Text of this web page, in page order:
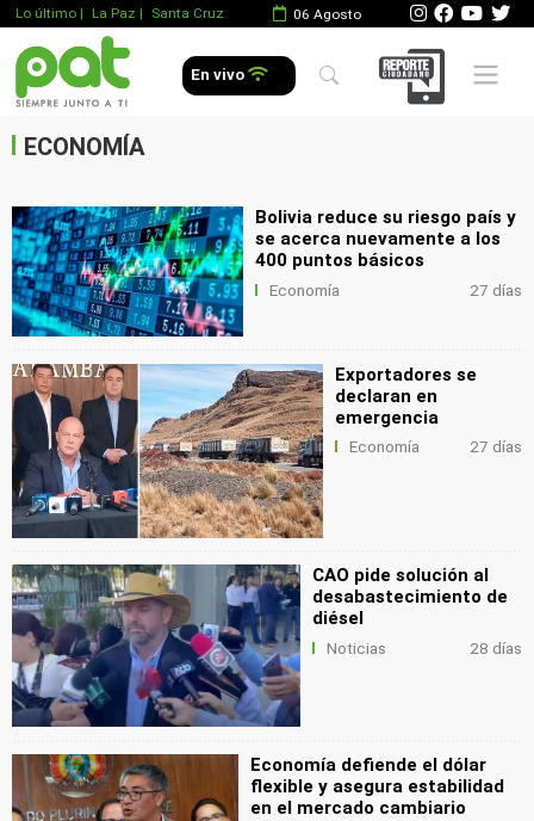
Lo último | La Paz | Santa Cruz 06 Agosto
En vivo Mobile
ECONOMÍA
.
Bolivia reduce su riesgo país y
se acerca nuevamente a los
400 puntos básicos
Economía 27 días
Exportadores se
declaran en
emergencia
Economía 27 días
CAO pide solución al
desabastecimiento de
diésel
Noticias 28 días
Economía defiende el dólar
flexible y asegura estabilidad
en el mercado cambiario